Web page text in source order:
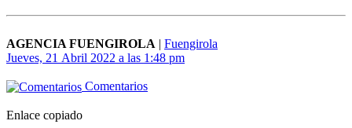
AGENCIA FUENGIROLA | Fuengirola
Jueves, 21 Abril 2022 a las 1:48 pm
Comentarios
Enlace copiado